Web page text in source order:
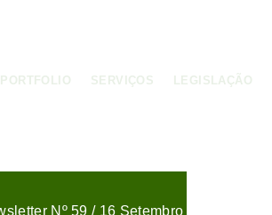
PORTFOLIO SERVIÇOS LEGISLAÇÃO
Nº 59 / 16 Setembro